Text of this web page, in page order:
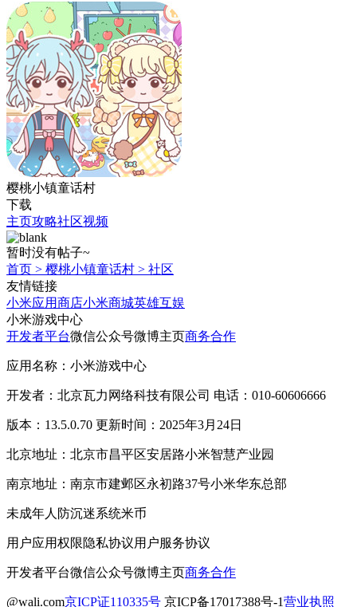
樱桃小镇童话村
下载
主页攻略社区视频
暂时没有帖子~
首页 > 樱桃小镇童话村 > 社区
友情链接
小米应用商店小米商城英雄互娱
小米游戏中心
开发者平台微信公众号微博主页商务合作
应用名称：小米游戏中心
开发者：北京瓦力网络科技有限公司 电话：010-60606666
版本：13.5.0.70 更新时间：2025年3月24日
北京地址：北京市昌平区安居路小米智慧产业园
南京地址：南京市建邺区永初路37号小米华东总部
未成年人防沉迷系统米币
用户应用权限隐私协议用户服务协议
开发者平台微信公众号微博主页商务合作
@wali.com京ICP证110335号 京ICP备17017388号-1营业执照